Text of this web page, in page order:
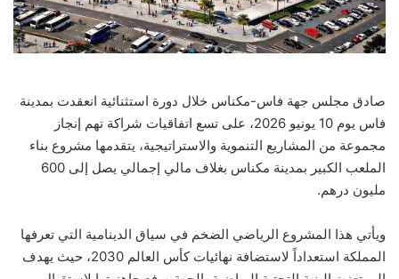
صادق مجلس جهة فاس-مكناس خلال دورة استثنائية انعقدت بمدينة
فاس يوم 10 يونيو 2026، على تسع اتفاقيات شراكة تهم إنجاز
مجموعة من المشاريع التنموية والاستراتيجية، يتقدمها مشروع بناء
الملعب الكبير بمدينة مكناس بغلاف مالي إجمالي يصل إلى 600
مليون درهم.
ويأتي هذا المشروع الرياضي الضخم في سياق الدينامية التي تعرفها
المملكة استعداداً لاستضافة نهائيات كأس العالم 2030، حيث يهدف